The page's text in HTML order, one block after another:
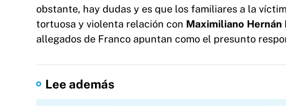
obstante, hay dudas y es que los familiares a la
tortuosa y violenta relación con Maximiliano Hernán
allegados de Franco apuntan como el presunto
Lee además